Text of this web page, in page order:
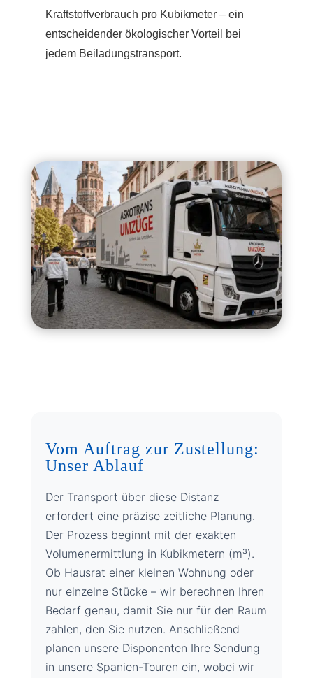
Kraftstoffverbrauch pro Kubikmeter – ein
entscheidender ökologischer Vorteil bei
jedem Beiladungstransport.
Vom Auftrag zur Zustellung:
Unser Ablauf
Der Transport über diese Distanz
erfordert eine präzise zeitliche Planung.
Der Prozess beginnt mit der exakten
Volumenermittlung in Kubikmetern (m³).
Ob Hausrat einer kleinen Wohnung oder
nur einzelne Stücke – wir berechnen Ihren
Bedarf genau, damit Sie nur für den Raum
zahlen, den Sie nutzen. Anschließend
planen unsere Disponenten Ihre Sendung
in unsere Spanien-Touren ein, wobei wir